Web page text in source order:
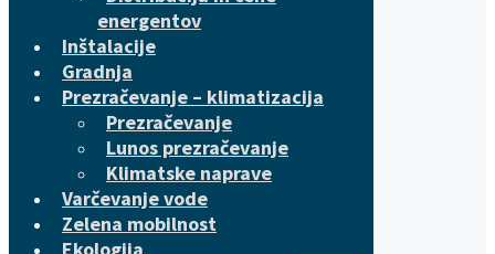
energentov
Inštalacije
Gradnja
Prezračevanje – klimatizacija
Prezračevanje
Lunos prezračevanje
Klimatske naprave
Varčevanje vode
Zelena mobilnost